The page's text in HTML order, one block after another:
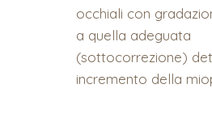
occhiali con
a quella adeguata
(sottocorrezione)
incremento della